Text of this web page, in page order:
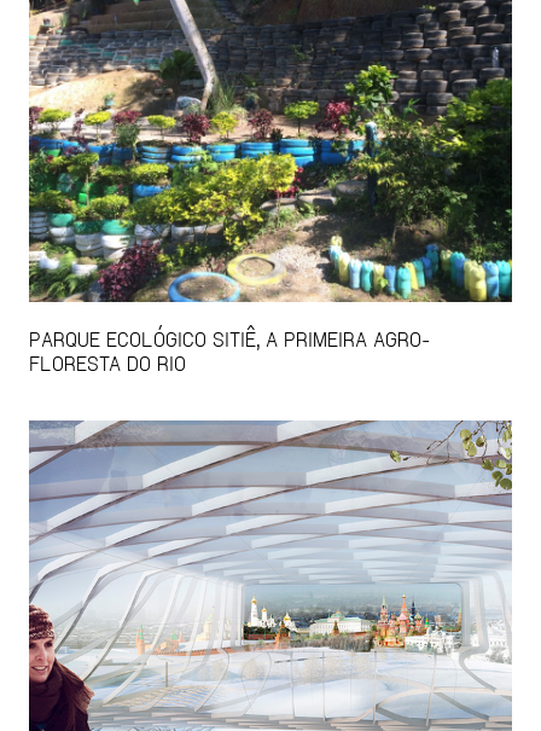
PARQUE ECOLÓGICO SITIÊ, A PRIMEIRA AGRO-
FLORESTA DO RIO